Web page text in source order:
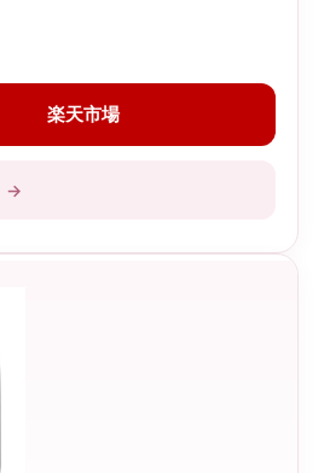
楽天市場
→